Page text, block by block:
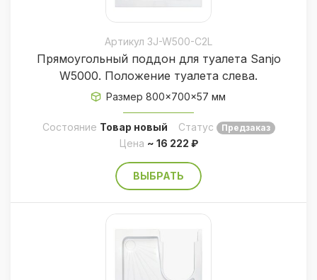
Артикул 3J-W500-С2L
Прямоугольный поддон для туалета Sanjo
W5000. Положение туалета слева.
Размер 800×700×57 мм
Состояние Товар новый Статус Предзаказ
Цена ~ 16 222 ₽
ВЫБРАТЬ